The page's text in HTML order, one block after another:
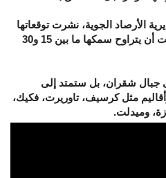
الأرصاد الجوية، نشرت توقعاتها
بخصوص تساقط الثلوج، إذ توقعت أن يتراوح سمكها ما بين 15 و30
جبال شقران، بل ستمتد إلى
مثل كرسيف، تاوريرت، فكيك،
وميدلت.